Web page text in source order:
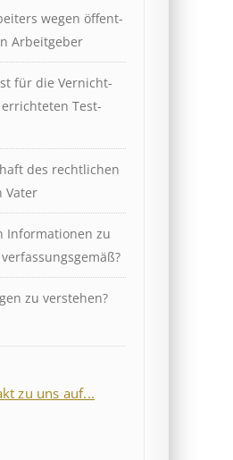
wegen öffent­
Ar­beit­geber
für die Ver­nicht­
er­richt­et­en Test­
des rechtlichen
Vater
In­for­mat­ion­en zu
zu verstehen?
zu uns auf...